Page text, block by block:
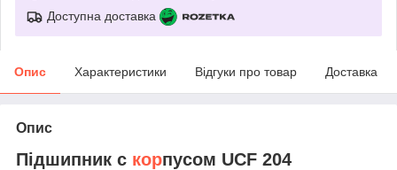
Доступна доставка
Опис Характеристики Відгуки про товар Доставка
Опис
Підшипник c корпусом UCF 204